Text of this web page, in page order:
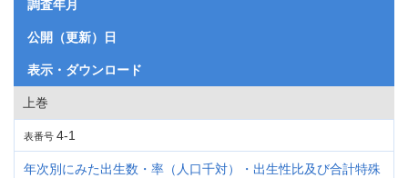
調査年月
公開（更新）日
表示・ダウンロード
上巻
表番号 4-1
年次別にみた出生数・率（人口千対）・出生性比及び合計特殊